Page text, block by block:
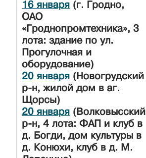
16 января (г. Гродно,
ОАО
«Гроднопромтехника», 3
лота: здание по ул.
Прогулочная и
оборудование)
20 января (Новогрудский
р-н, жилой дом в аг.
Щорсы)
20 января (Волковысский
р-н, 4 лота: ФАП и клуб в
д. Богди, дом культуры в
д. Конюхи, клуб в д. М.